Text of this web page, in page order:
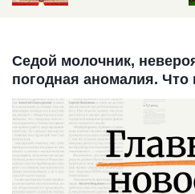
Седой молочник,
погодная аномалия.